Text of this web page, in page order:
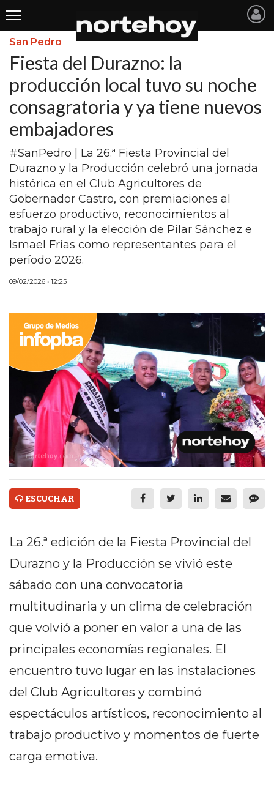
Últimas
Noticias
INICIO
NOTICIAS RECIENTES
SAN NICOLAS
RAMALLO
SAN PEDRO
PROVINCIA
PAIS
ECONOMÍA Y NEGOCIOS
ULTIMAS NOTICIAS
TEMAS DESTACADOS
TECNOLOGÍA
SERVICIOS
PRONÓSTICO
HORÓSCOPO
QUÉ ES
CÓMO FUNCIONA: CREAR
PEDIDOS POR WHATSAPP
TIENDA ONLINE GRATIS
EN ARGENTINA:
CHANGUITO.COM.AR VS
OTRAS PLATAFORMAS DE
VENTA POR WHATSAPP
DE COMIDA POR
WHATSAPP: LA GUÍA
San Pedro
Fiesta del Durazno: la
producción local tuvo su noche
consagratoria y ya tiene nuevos
embajadores
#SanPedro | La 26.ª Fiesta Provincial del
Durazno y la Producción celebró una jornada
histórica en el Club Agricultores de
Gobernador Castro, con premiaciones al
esfuerzo productivo, reconocimientos al
trabajo rural y la elección de Pilar Sánchez e
Ismael Frías como representantes para el
período 2026.
09/02/2026 • 12:25
ESCUCHAR
La 26.ª edición de la Fiesta Provincial del
Durazno y la Producción se vivió este
sábado con una convocatoria
multitudinaria y un clima de celebración
que volvió a poner en valor a una de las
principales economías regionales. El
encuentro tuvo lugar en las instalaciones
del Club Agricultores y combinó
espectáculos artísticos, reconocimiento al
trabajo productivo y momentos de fuerte
carga emotiva.